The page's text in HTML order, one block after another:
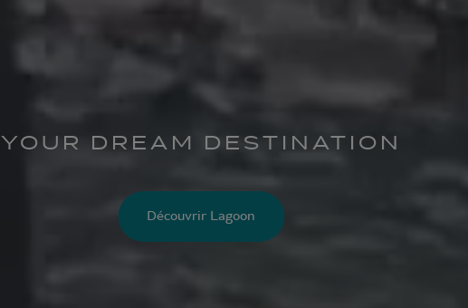
YOUR DREAM DESTINATION
Découvrir Lagoon